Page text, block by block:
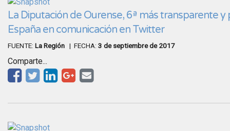
La Diputación de Ourense, 6ª más transparente y
España en comunicación en Twitter
FUENTE: La Región | FECHA: 3 de septiembre de 2017
Comparte...